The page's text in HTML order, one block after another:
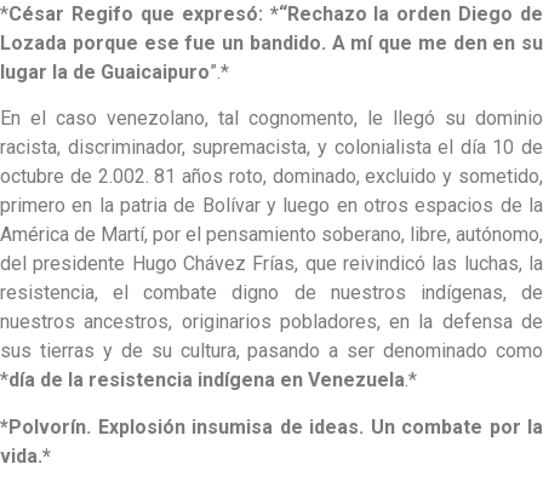
*César Regifo que expresó: *“Rechazo la orden Diego de
Lozada porque ese fue un bandido. A mí que me den en su
lugar la de Guaicaipuro”.*
En el caso venezolano, tal cognomento, le llegó su dominio
racista, discriminador, supremacista, y colonialista el día 10 de
octubre de 2.002. 81 años roto, dominado, excluido y sometido,
primero en la patria de Bolívar y luego en otros espacios de la
América de Martí, por el pensamiento soberano, libre, autónomo,
del presidente Hugo Chávez Frías, que reivindicó las luchas, la
resistencia, el combate digno de nuestros indígenas, de
nuestros ancestros, originarios pobladores, en la defensa de
sus tierras y de su cultura, pasando a ser denominado como
*día de la resistencia indígena en Venezuela.*
*Polvorín. Explosión insumisa de ideas. Un combate por la
vida.*